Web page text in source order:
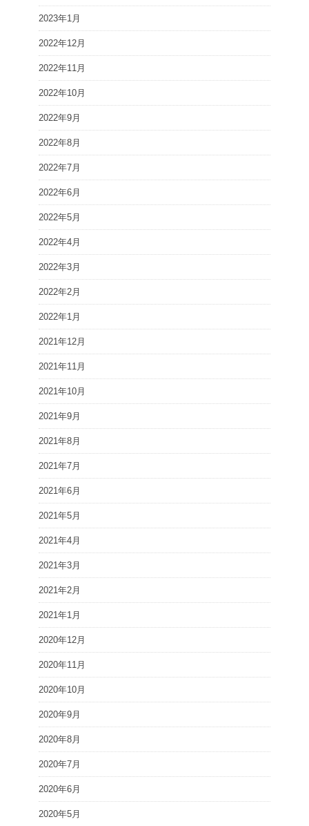
2023年1月
2022年12月
2022年11月
2022年10月
2022年9月
2022年8月
2022年7月
2022年6月
2022年5月
2022年4月
2022年3月
2022年2月
2022年1月
2021年12月
2021年11月
2021年10月
2021年9月
2021年8月
2021年7月
2021年6月
2021年5月
2021年4月
2021年3月
2021年2月
2021年1月
2020年12月
2020年11月
2020年10月
2020年9月
2020年8月
2020年7月
2020年6月
2020年5月